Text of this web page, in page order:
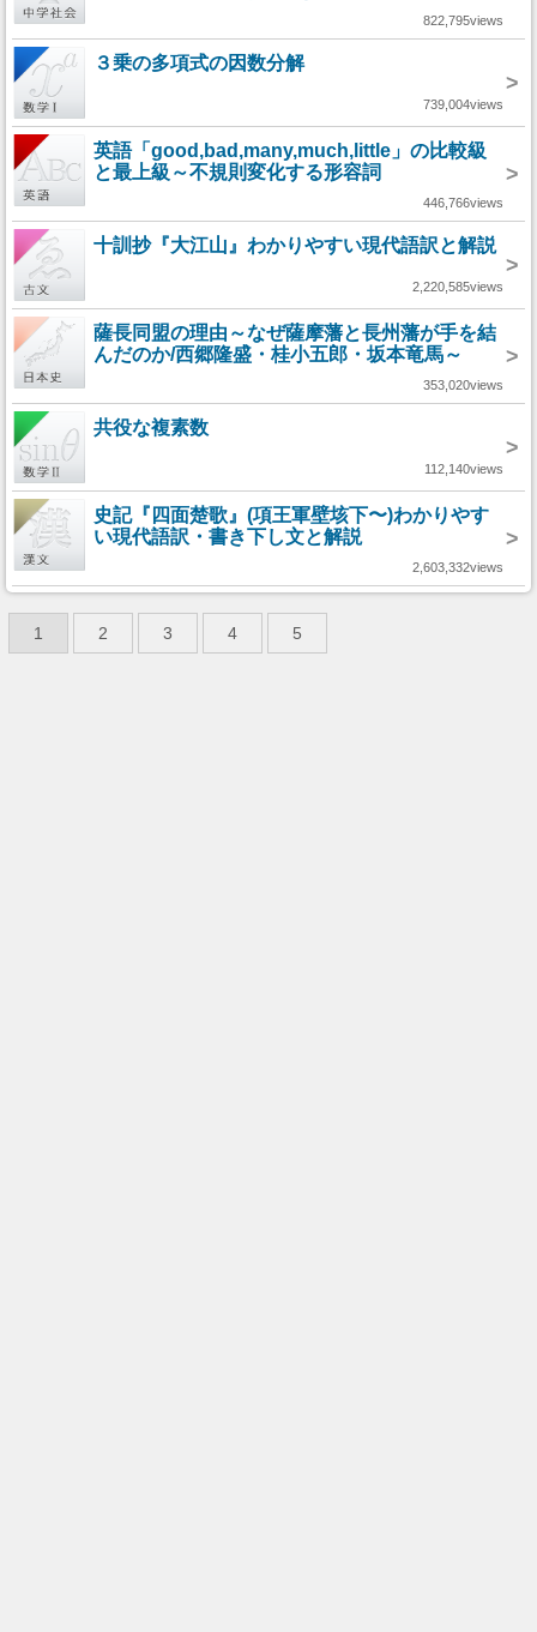
822,795views
３乗の多項式の因数分解
>
739,004views
英語「good,bad,many,much,little」の比較級
と最上級～不規則変化する形容詞
>
446,766views
十訓抄『大江山』わかりやすい現代語訳と解説
>
2,220,585views
薩長同盟の理由～なぜ薩摩藩と長州藩が手を結
んだのか/西郷隆盛・桂小五郎・坂本竜馬～
>
353,020views
共役な複素数
>
112,140views
史記『四面楚歌』(項王軍壁垓下〜)わかりやす
い現代語訳・書き下し文と解説
>
2,603,332views
1 2 3 4 5